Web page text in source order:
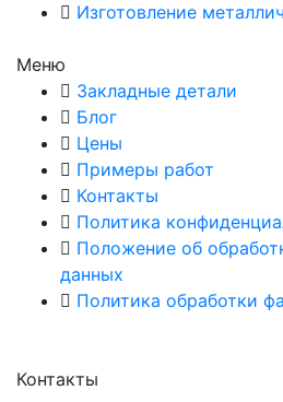
Изготовление
Меню
Закладные детали
Блог
Цены
Примеры работ
Контакты
Политика
Положение об
данных
Политика обработки
Контакты